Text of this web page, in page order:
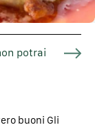
potrai
buoni Gli